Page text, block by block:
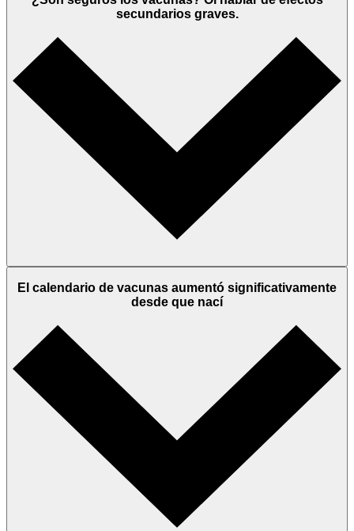
secundarios graves.
El calendario de vacunas aumentó significativamente
desde que nací